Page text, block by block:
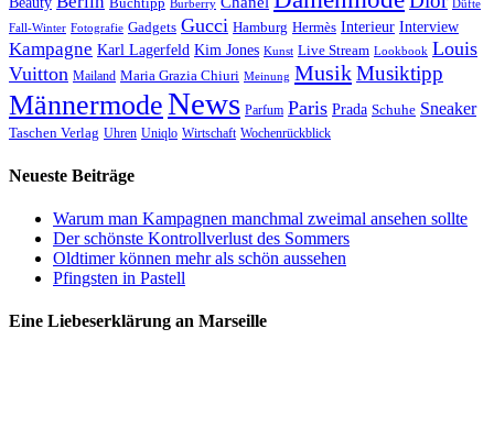
Buchtipp Burberry
Düfte
Fall-Winter Fotografie Gadgets Gucci Hamburg Hermès Interieur Interview
Kampagne Karl Lagerfeld Kim Jones Kunst Live Stream Lookbook Louis
Vuitton Mailand Maria Grazia Chiuri Meinung MusikMusiktipp
MännermodeNews Parfum Paris Prada Schuhe Sneaker
Taschen Verlag Uhren Uniqlo Wirtschaft Wochenrückblick
Neueste Beiträge
Warum man Kampagnen manchmal zweimal ansehen sollte
Der schönste Kontrollverlust des Sommers
Oldtimer können mehr als schön aussehen
Pfingsten in Pastell
Eine Liebeserklärung an Marseille